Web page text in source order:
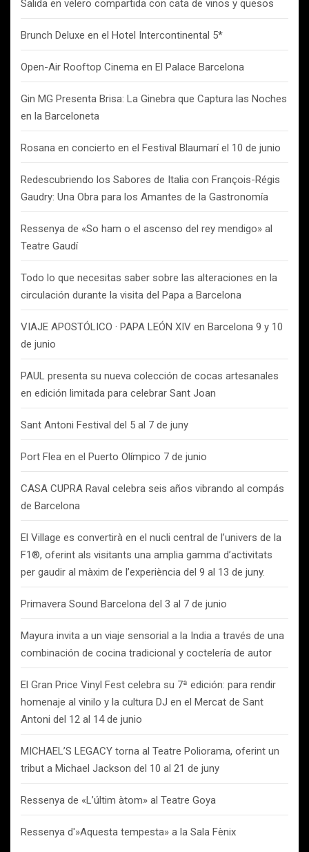
Salida en velero compartida con cata de vinos y quesos
Brunch Deluxe en el Hotel Intercontinental 5*
Open-Air Rooftop Cinema en El Palace Barcelona
Gin MG Presenta Brisa: La Ginebra que Captura las Noches
en la Barceloneta
Rosana en concierto en el Festival Blaumarí el 10 de junio
Redescubriendo los Sabores de Italia con François-Régis
Gaudry: Una Obra para los Amantes de la Gastronomía
Ressenya de «So ham o el ascenso del rey mendigo» al
Teatre Gaudí
Todo lo que necesitas saber sobre las alteraciones en la
circulación durante la visita del Papa a Barcelona
VIAJE APOSTÓLICO · PAPA LEÓN XIV en Barcelona 9 y 10
de junio
PAUL presenta su nueva colección de cocas artesanales
en edición limitada para celebrar Sant Joan
Sant Antoni Festival del 5 al 7 de juny
Port Flea en el Puerto Olímpico 7 de junio
CASA CUPRA Raval celebra seis años vibrando al compás
de Barcelona
El Village es convertirà en el nucli central de l’univers de la
F1®, oferint als visitants una amplia gamma d’activitats
per gaudir al màxim de l’experiència del 9 al 13 de juny.
Primavera Sound Barcelona del 3 al 7 de junio
Mayura invita a un viaje sensorial a la India a través de una
combinación de cocina tradicional y coctelería de autor
El Gran Price Vinyl Fest celebra su 7ª edición: para rendir
homenaje al vinilo y la cultura DJ en el Mercat de Sant
Antoni del 12 al 14 de junio
MICHAEL’S LEGACY torna al Teatre Poliorama, oferint un
tribut a Michael Jackson del 10 al 21 de juny
Ressenya de «L’últim àtom» al Teatre Goya
Ressenya d'»Aquesta tempesta» a la Sala Fènix